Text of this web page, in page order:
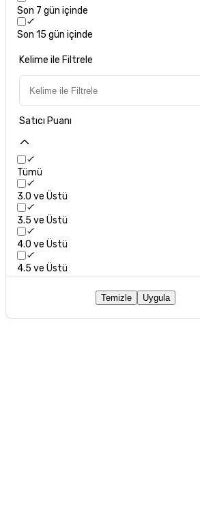
Son 7 gün içinde
Son 15 gün içinde
Kelime ile Filtrele
Satıcı Puanı
Tümü
3.0 ve Üstü
3.5 ve Üstü
4.0 ve Üstü
4.5 ve Üstü
Temizle Uygula